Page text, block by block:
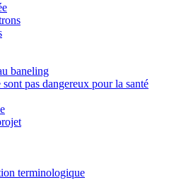
baneling
pas dangereux pour la santé
terminologique